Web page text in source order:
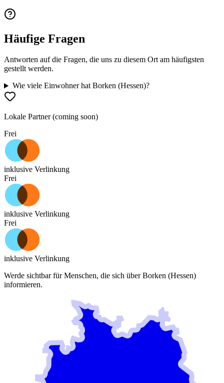
Häufige Fragen
Antworten auf die Fragen, die uns zu diesem Ort am häufigsten
gestellt werden.
Wie viele Einwohner hat Borken (Hessen)?
Lokale Partner (coming soon)
Frei
inklusive Verlinkung
Frei
inklusive Verlinkung
Frei
inklusive Verlinkung
Werde sichtbar für Menschen, die sich überBorken (Hessen)
informieren.